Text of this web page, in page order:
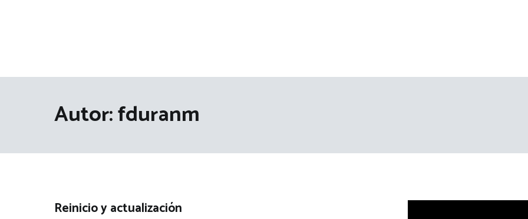
Autor:fduranm
Reinicio y actualización